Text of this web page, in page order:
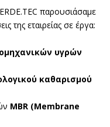
παρουσιάσαμε
της εταιρείας σε έργα:
υγρών
καθαρισμού
MBR (Membrane